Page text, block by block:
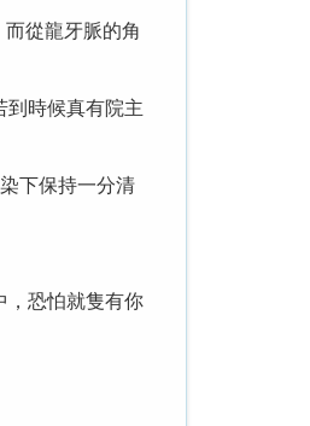
從龍牙脈的角
時候真有院主
下保持一分清
恐怕就隻有你